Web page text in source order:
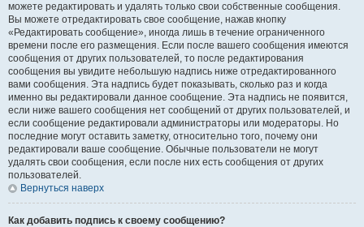
можете редактировать и удалять только свои собственные сообщения.
Вы можете отредактировать свое сообщение, нажав кнопку
«Редактировать сообщение», иногда лишь в течение ограниченного
времени после его размещения. Если после вашего сообщения имеются
сообщения от других пользователей, то после редактирования
сообщения вы увидите небольшую надпись ниже отредактированного
вами сообщения. Эта надпись будет показывать, сколько раз и когда
именно вы редактировали данное сообщение. Эта надпись не появится,
если ниже вашего сообщения нет сообщений от других пользователей, и
если сообщение редактировали администраторы или модераторы. Но
последние могут оставить заметку, относительно того, почему они
редактировали ваше сообщение. Обычные пользователи не могут
удалять свои сообщения, если после них есть сообщения от других
пользователей.
Вернуться наверх
Как добавить подпись к своему сообщению?